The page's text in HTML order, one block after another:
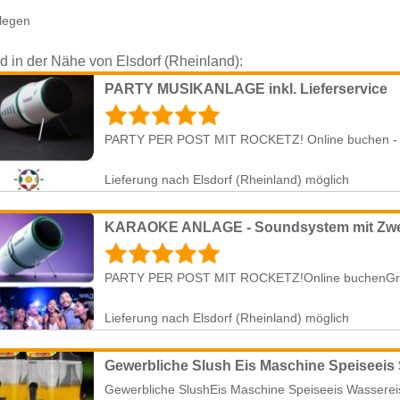
in der Nähe von Elsdorf (Rheinland):
PARTY MUSIKANLAGE inkl. Lieferservice
PARTY PER POST MIT ROCKETZ! Online buchen
Lieferung nach Elsdorf (Rheinland) möglich
Lieferung nach Elsdorf (Rheinland) möglich